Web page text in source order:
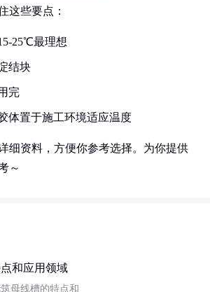
这些要点：
25℃最理想
结块
完
体置于施工环境适应温度
细资料，方便你参考选择。为你提供
～
和应用领域
母线槽的特点和